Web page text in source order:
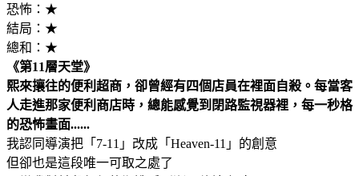
恐怖：★
結局：★
總和：★
《第11層天堂》
熙來攘往的便利超商，卻曾經有四個店員在裡面自殺。每當客
人走進那家便利商店時，總能感覺到閉路監視器裡，每一秒格
的恐怖畫面......
我認同導演把「7-11」改成「Heaven-11」的創意
但卻也是這段唯一可取之處了